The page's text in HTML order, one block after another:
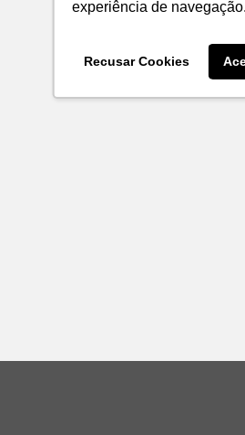
experiência de navegação.
Recusar Cookies